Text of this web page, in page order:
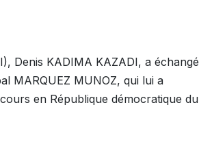
Denis KADIMA KAZADI, a échangé
MARQUEZ MUNOZ, qui lui a
en République démocratique du